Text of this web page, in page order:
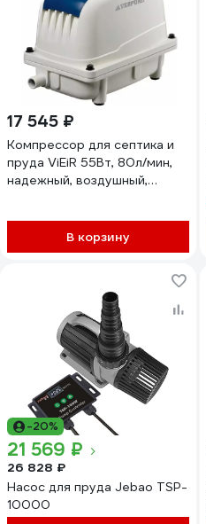
17 545 ₽
Компрессор для септика и
пруда ViEiR 55Вт, 80л/мин,
надежный, воздушный,
В корзину
-20%
21 569 ₽
26 828 ₽
Насос для пруда Jebao TSP-
10000